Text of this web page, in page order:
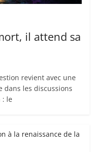
il attend sa
revient avec une
dans les discussions
: le
à la renaissance de la